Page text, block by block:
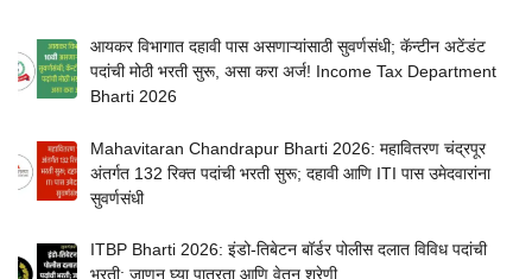
आयकर विभागात दहावी पास असणाऱ्यांसाठी सुवर्णसंधी; कॅन्टीन अटेंडंट
पदांची मोठी भरती सुरू, असा करा अर्ज! Income Tax Department
Bharti 2026
Mahavitaran Chandrapur Bharti 2026: महावितरण चंद्रपूर
अंतर्गत 132 रिक्त पदांची भरती सुरू; दहावी आणि ITI पास उमेदवारांना
सुवर्णसंधी
ITBP Bharti 2026: इंडो-तिबेटन बॉर्डर पोलीस दलात विविध पदांची
भरती; जाणून घ्या पात्रता आणि वेतन श्रेणी